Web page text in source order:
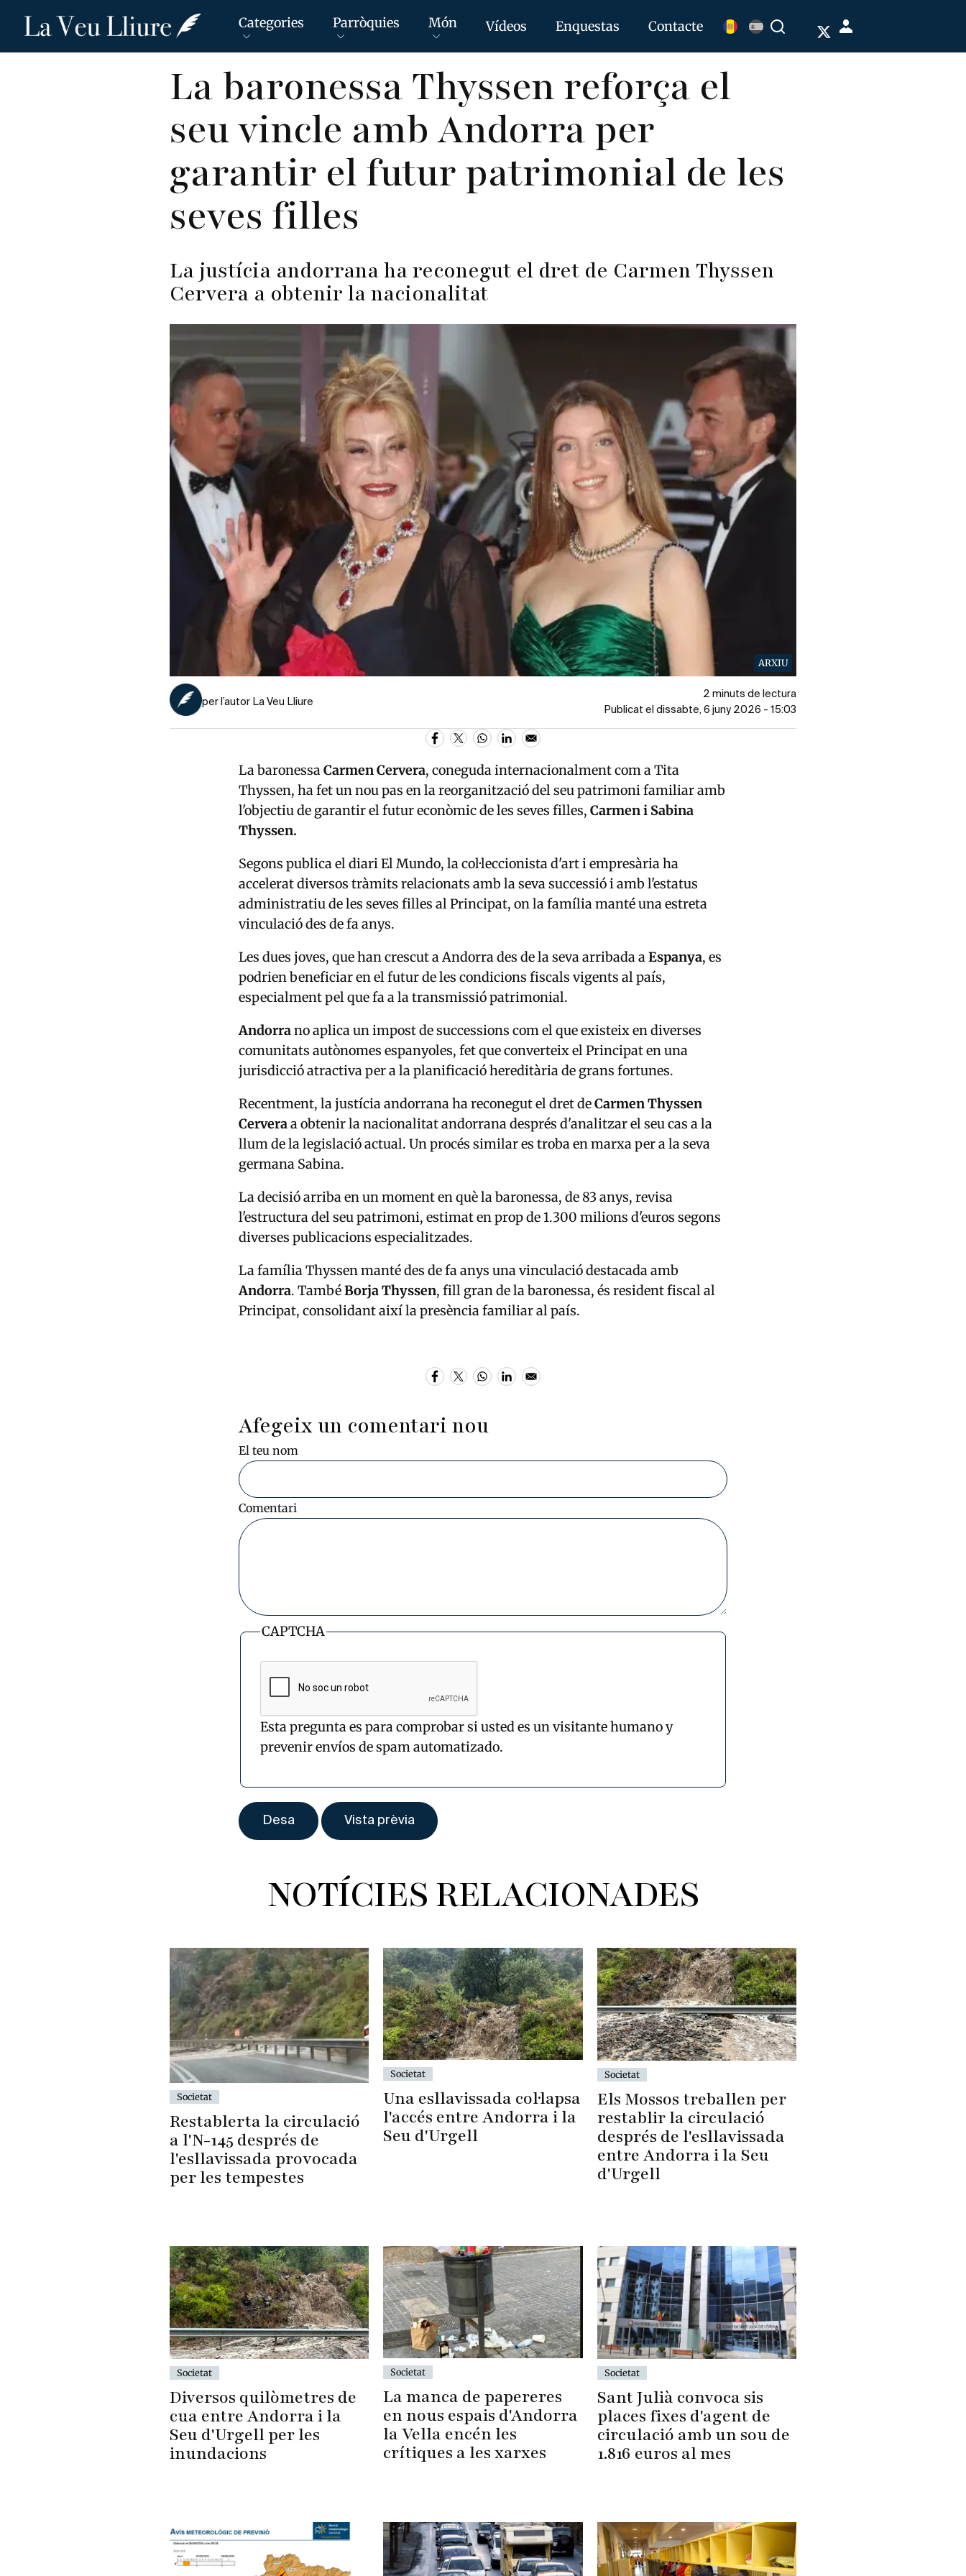
Vés
Categories Parròquies Món Vídeos Enquestas Contacte Buscar Menú
de
La baronessa Thyssen reforça el
seu vincle amb Andorra per
garantir el futur patrimonial de les
seves filles
La justícia andorrana ha reconegut el dret de Carmen Thyssen
Cervera a obtenir la nacionalitat
ARXIU
per l’autor La Veu Lliure
2 minuts de lectura
Publicat el dissabte, 6 juny 2026 - 15:03
La baronessaCarmen Cervera, coneguda internacionalment com a Tita
Thyssen, ha fet un nou pas en la reorganització del seu patrimoni familiar amb
l'objectiu de garantir el futur econòmic de les seves filles, Carmen i Sabina
Thyssen.
Segons publica el diari El Mundo, la col·leccionista d'art i empresària ha
accelerat diversos tràmits relacionats amb la seva successió i amb l'estatus
administratiu de les seves filles al Principat, on la família manté una estreta
vinculació des de fa anys.
Les dues joves, que han crescut a Andorra des de la seva arribada aEspanya, es
podrien beneficiar en el futur de les condicions fiscals vigents al país,
especialment pel que fa a la transmissió patrimonial.
Andorrano aplica un impost de successions com el que existeix en diverses
comunitats autònomes espanyoles, fet que converteix el Principat en una
jurisdicció atractiva per a la planificació hereditària de grans fortunes.
Recentment, la justícia andorrana ha reconegut el dret deCarmen Thyssen
Cerveraa obtenir la nacionalitat andorrana després d'analitzar el seu cas a la
llum de la legislació actual. Un procés similar es troba en marxa per a la seva
germana Sabina.
La decisió arriba en un moment en què la baronessa, de 83 anys, revisa
l'estructura del seu patrimoni, estimat en prop de 1.300 milions d'euros segons
diverses publicacions especialitzades.
La família Thyssen manté des de fa anys una vinculació destacada amb
Andorra. TambéBorja Thyssen, fill gran de la baronessa, és resident fiscal al
Principat, consolidant així la presència familiar al país.
Afegeix un comentari nou
El teu nom
Comentari
CAPTCHA
Esta pregunta es para comprobar si usted es un visitante humano y
prevenir envíos de spam automatizado.
NOTÍCIES RELACIONADES
Societat
Restablerta la circulació
a l'N-145 després de
l'esllavissada provocada
per les tempestes
Societat
Una esllavissada col·lapsa
l'accés entre Andorra i la
Seu d'Urgell
Societat
Els Mossos treballen per
restablir la circulació
després de l'esllavissada
entre Andorra i la Seu
d'Urgell
Societat
Diversos quilòmetres de
cua entre Andorra i la
Seu d'Urgell per les
inundacions
Societat
La manca de papereres
en nous espais d'Andorra
la Vella encén les
crítiques a les xarxes
Societat
Sant Julià convoca sis
places fixes d'agent de
circulació amb un sou de
1.816 euros al mes